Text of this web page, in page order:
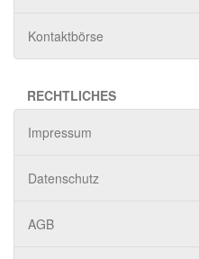
Kontaktbörse
RECHTLICHES
Impressum
Datenschutz
AGB